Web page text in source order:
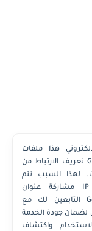
هذا ملفات
تعريف الارتباط من Google لتقديم خدماته
لهذا السبب تتم
مشاركة عنوان IP ووكيل المستخدم
التابعين لك مع Google بالإضافة إلى
لضمان جودة الخدمة
واكتشاف